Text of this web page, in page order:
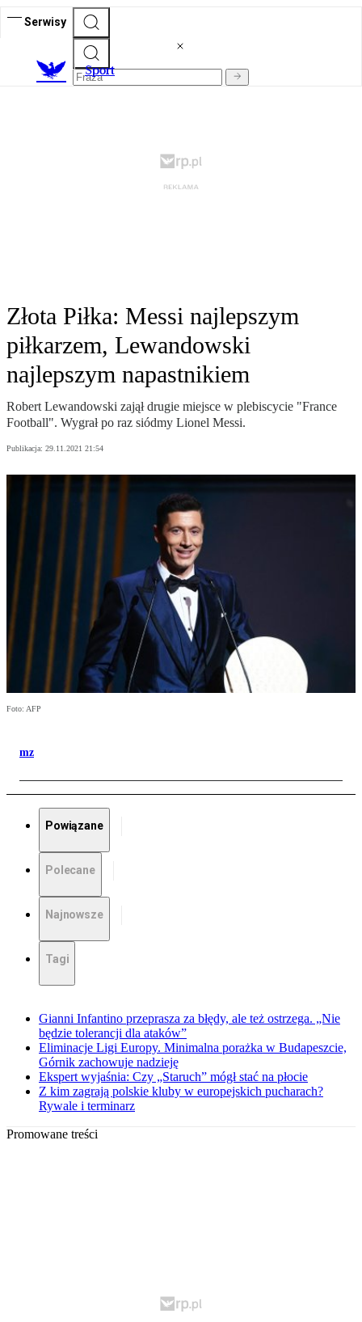
Serwisy
Sport
Złota Piłka: Messi najlepszym
piłkarzem, Lewandowski
najlepszym napastnikiem
Robert Lewandowski zajął drugie miejsce w plebiscycie "France
Football". Wygrał po raz siódmy Lionel Messi.
Publikacja: 29.11.2021 21:54
Foto: AFP
mz
Powiązane
Polecane
Najnowsze
Tagi
Gianni Infantino przeprasza za błędy, ale też ostrzega. „Nie
będzie tolerancji dla ataków”
Eliminacje Ligi Europy. Minimalna porażka w Budapeszcie,
Górnik zachowuje nadzieję
Ekspert wyjaśnia: Czy „Staruch” mógł stać na płocie
Z kim zagrają polskie kluby w europejskich pucharach?
Rywale i terminarz
Promowane treści